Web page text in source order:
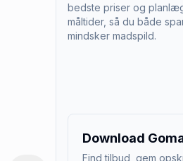
bedste priser og
måltider, så du både
mindsker madspild.
Download
Find tilbud, gem